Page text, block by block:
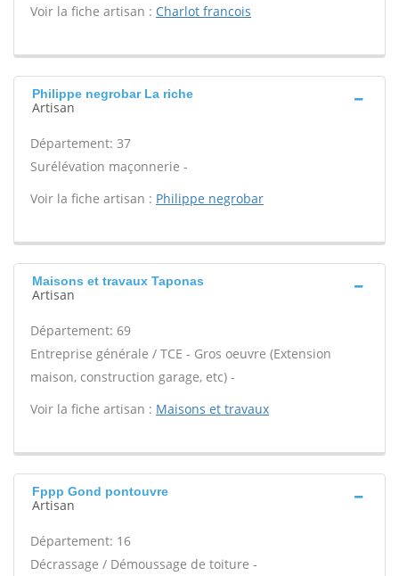
Voir la fiche artisan : Charlot francois
Philippe negrobar La riche
Artisan
Département: 37
Surélévation maçonnerie -
Voir la fiche artisan : Philippe negrobar
Maisons et travaux Taponas
Artisan
Département: 69
Entreprise générale / TCE - Gros oeuvre (Extension
maison, construction garage, etc) -
Voir la fiche artisan : Maisons et travaux
Fppp Gond pontouvre
Artisan
Département: 16
Décrassage / Démoussage de toiture -